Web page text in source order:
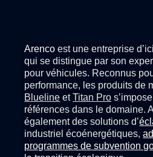
Arenco est une entreprise
qui se distingue par son
pour véhicules. Reconnus
performance, les produits de
Blueline etTitan Pro
références dans le domaine.
également des solutions d’
industriel écoénergétiques,
programmes de subvention